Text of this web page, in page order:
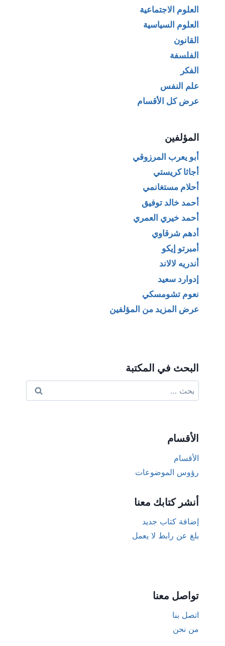
العلوم الاجتماعية
العلوم السياسية
القانون
الفلسفة
الفكر
علم النفس
عرض كل الأقسام
المؤلفين
أبو يعرب المرزوقي
أجاثا كريستي
أحلام مستغانمي
أحمد خالد توفيق
أحمد خيري العمري
أدهم شرقاوي
أمبرتو إيكو
أندريه لالاند
إدوارد سعيد
نعوم تشومسكي
عرض المزيد من المؤلفين
البحث في المكتبة
عن:
الأقسام
الأقسام
رؤوس الموضوعات
أنشر كتابك معنا
إضافة كتاب جديد
بلغ عن رابط لا يعمل
تواصل معنا
اتصل بنا
من نحن